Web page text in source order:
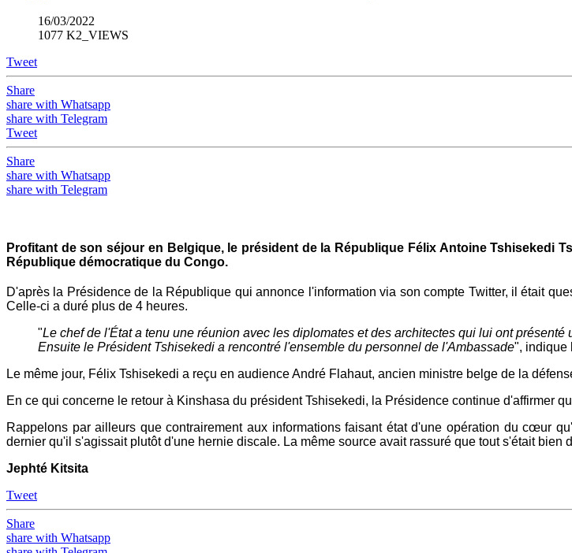
16/03/2022
1077 K2_VIEWS
Tweet
Share
share with Whatsapp
share with Telegram
Tweet
Share
share with Whatsapp
share with Telegram
Profitant de son séjour en Belgique, le président de la République Félix Antoine Tshisekedi
République démocratique du Congo.
D'après la Présidence de la République qui annonce l'information via son compte Twitter, il était
Celle-ci a duré plus de 4 heures.
"Le chef de l'État a tenu une réunion avec les diplomates et des architectes qui lui ont
Ensuite le Président Tshisekedi a rencontré l'ensemble du personnel de l'Ambassade", indique
Le même jour, Félix Tshisekedi a reçu en audience André Flahaut, ancien ministre belge de la
En ce qui concerne le retour à Kinshasa du président Tshisekedi, la Présidence continue d'affirmer
Rappelons par ailleurs que contrairement aux informations faisant état d'une opération du cœur
dernier qu'il s'agissait plutôt d'une hernie discale. La même source avait rassuré que tout s'était bien
Jephté Kitsita
Tweet
Share
share with Whatsapp